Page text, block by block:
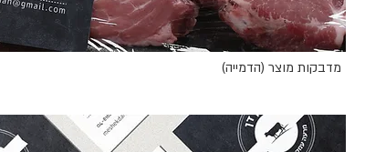
מדבקות מוצר (הדמייה)